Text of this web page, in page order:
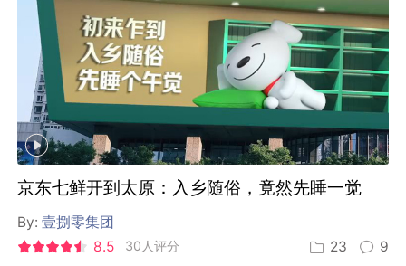
京东七鲜开到太原：入乡随俗，竟然先睡一觉
By:壹捌零集团
8.5
30人评分 23 9